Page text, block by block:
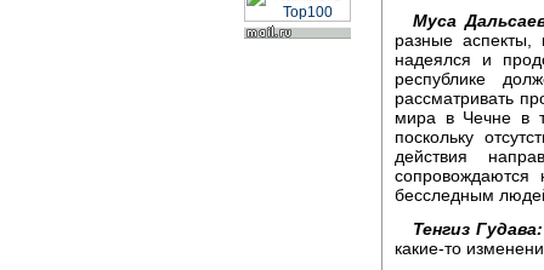
Муса
разные аспекты,
надеялся и
республике
рассматривать
мира в Чечне в
поскольку
действия
сопровождаются
бесследным
Тенгиз Гудава:
какие-то